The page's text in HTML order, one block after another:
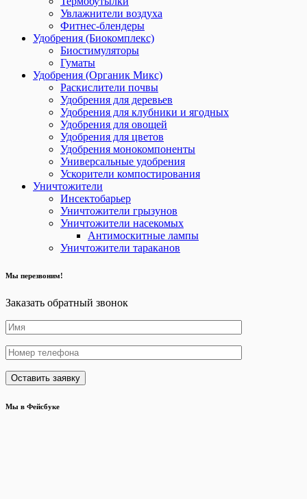
Увлажнители воздуха
Фитнес-блендеры
Удобрения (Биокомплекс)
Биостимуляторы
Гуматы
Удобрения (Органик Микс)
Раскислители почвы
Удобрения для деревьев
Удобрения для клубники и ягодных
Удобрения для овощей
Удобрения для цветов
Удобрения монокомпоненты
Универсальные удобрения
Ускорители компостирования
Уничтожители
Инсектобарьер
Уничтожители грызунов
Уничтожители насекомых
Антимоскитные лампы
Уничтожители тараканов
Мы перезвоним!
Заказать обратный звонок
Мы в Фейсбуке